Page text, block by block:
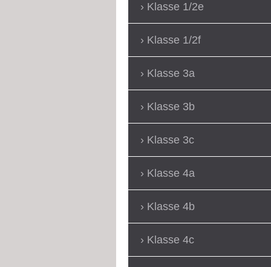
Klasse 1/2e
Klasse 1/2f
Klasse 3a
Klasse 3b
Klasse 3c
Klasse 4a
Klasse 4b
Klasse 4c